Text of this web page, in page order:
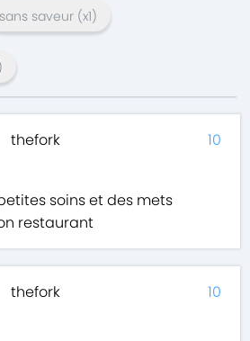
sans saveur (x1)
thefork
soins et des mets
restaurant
10
thefork 10